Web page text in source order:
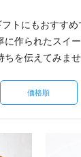
トにもおすすめ
に作られたスイ
ちを伝えてみま
価格順